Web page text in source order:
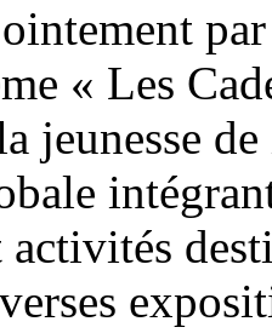
« Les
jeunesse